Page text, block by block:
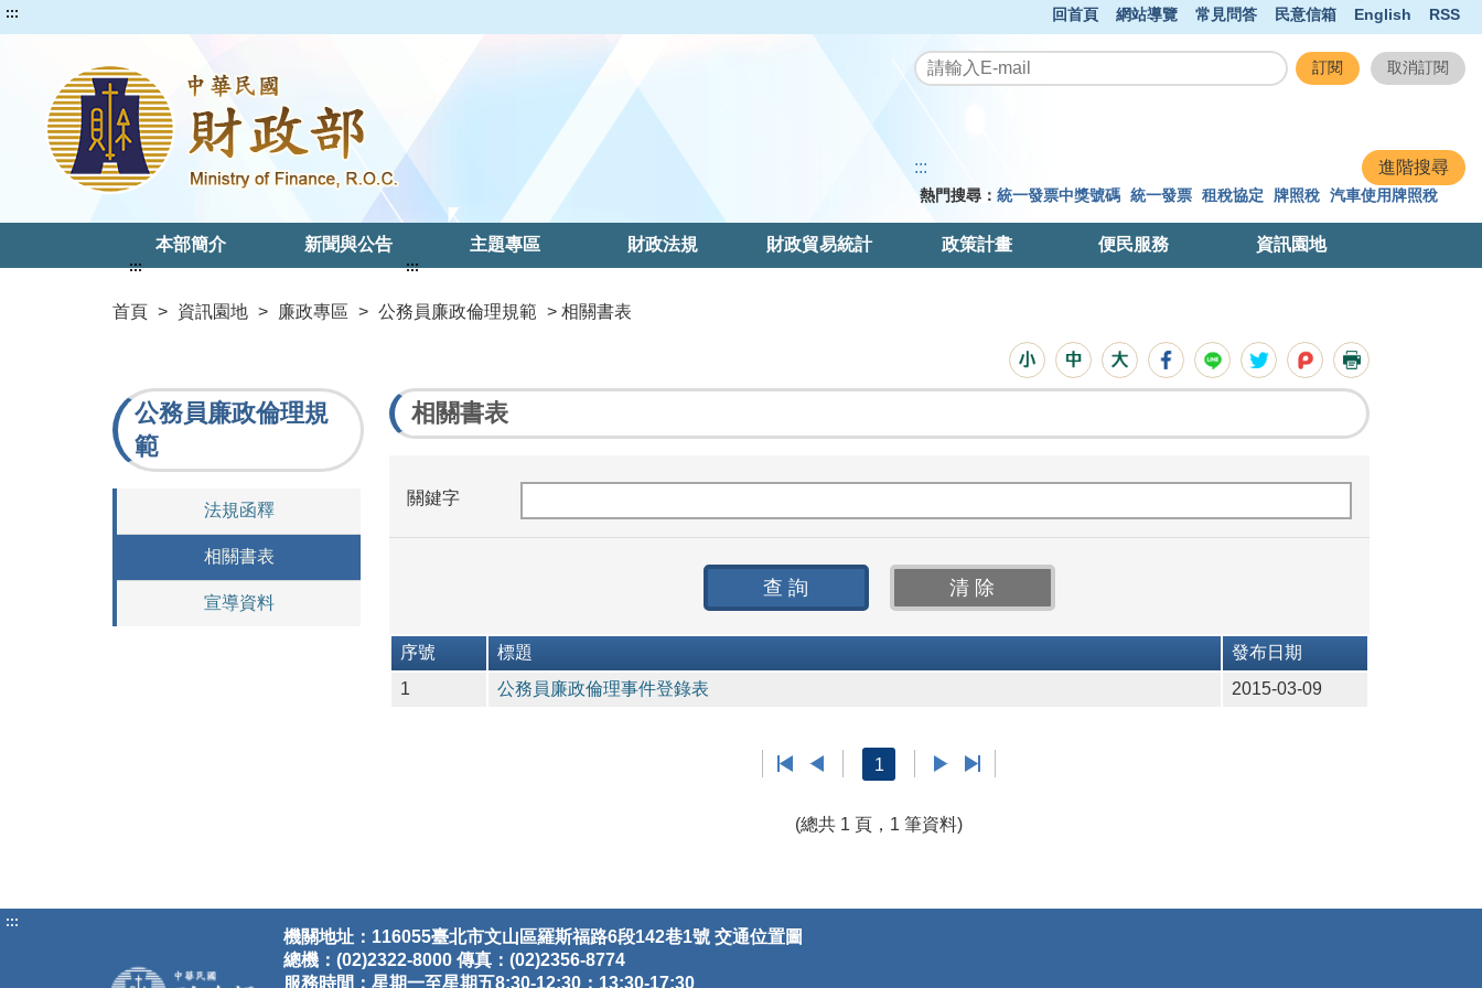
::: 回首頁 網站導覽 常見問答 民意信箱 English RSS
:::
熱門搜尋： 統一發票中獎號碼 統一發票 租稅協定 牌照稅 汽車使用牌照稅
本部簡介 新聞與公告 主題專區 財政法規 財政貿易統計 政策計畫 便民服務 資訊園地
首頁 > 資訊園地 > 廉政專區 > 公務員廉政倫理規範 > 相關書表
:::
公務員廉政倫理規
範
法規函釋
相關書表
宣導資料
:::
相關書表
關鍵字
序號 標題
發布日期
1
公務員廉政倫理事件登錄表 2015-03-09
1
(總共 1 頁，1 筆資料)
:::
機關地址：116055臺北市文山區羅斯福路6段142巷1號 交通位置圖
總機：(02)2322-8000 傳真：(02)2356-8774
服務時間：星期一至星期五8:30-12:30；13:30-17:30